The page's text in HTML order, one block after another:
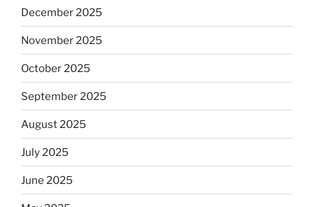
December 2025
November 2025
October 2025
September 2025
August 2025
July 2025
June 2025